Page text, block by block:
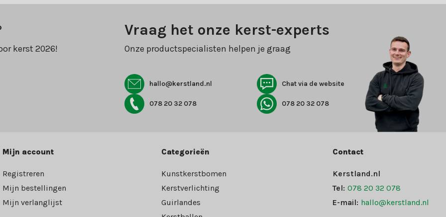
kerst 2026!
Vraag het onze kerst-experts
Onze productspecialisten helpen je graag
hallo@kerstland.nl Chat via de website
078 20 32 078 078 20 32 078
Mijn account
Registreren
Mijn bestellingen
Mijn verlanglijst
Categorieën
Kunstkerstbomen
Kerstverlichting
Guirlandes
Contact
Kerstland.nl
Tel: 078 20 32 078
E-mail: hallo@kerstland.nl